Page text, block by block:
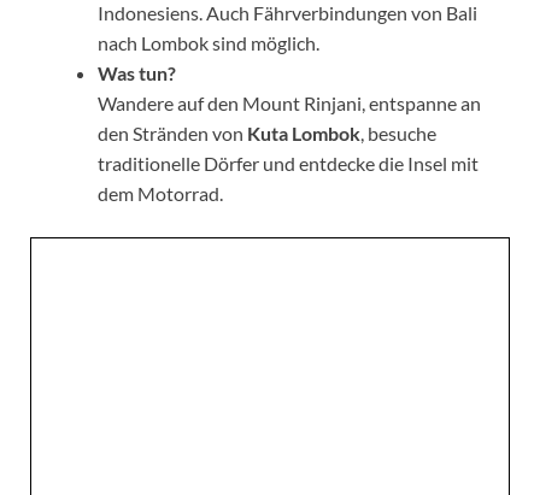
Indonesiens. Auch Fährverbindungen von Bali
nach Lombok sind möglich.
Was tun?
Wandere auf den Mount Rinjani, entspanne an
den Stränden von Kuta Lombok, besuche
traditionelle Dörfer und entdecke die Insel mit
dem Motorrad.